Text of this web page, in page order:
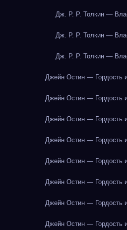
Дж. Р. Р. Толкин —
Дж. Р. Р. Толкин —
Дж. Р. Р. Толкин —
Джейн Остин — Гордость
Джейн Остин — Гордость
Джейн Остин — Гордость
Джейн Остин — Гордость
Джейн Остин — Гордость
Джейн Остин — Гордость
Джейн Остин — Гордость
Джейн Остин — Гордость